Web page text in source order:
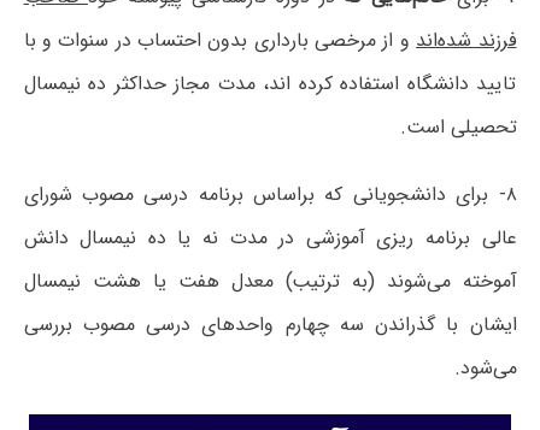
فرزند شده‌اندو از مرخصی بارداری بدون احتساب در سنوات و با
تایید دانشگاه استفاده کرده اند، مدت مجاز حداکثر ده نیمسال
تحصیلی است.
۸- برای دانشجویانی که براساس برنامه درسی مصوب شورای
عالی برنامه ریزی آموزشی در مدت نه یا ده نیمسال دانش
آموخته می‌شوند (به ترتیب) معدل هفت یا هشت نیمسال
ایشان با گذراندن سه چهارم واحدهای درسی مصوب بررسی
می‌شود.